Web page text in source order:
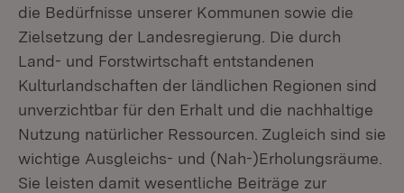
die Bedürfnisse unserer Kommunen sowie die
Zielsetzung der Landesregierung. Die durch
Land- und Forstwirtschaft entstandenen
Kulturlandschaften der ländlichen Regionen sind
unverzichtbar für den Erhalt und die nachhaltige
Nutzung natürlicher Ressourcen. Zugleich sind sie
wichtige Ausgleichs- und (Nah-)Erholungsräume.
Sie leisten damit wesentliche Beiträge zur